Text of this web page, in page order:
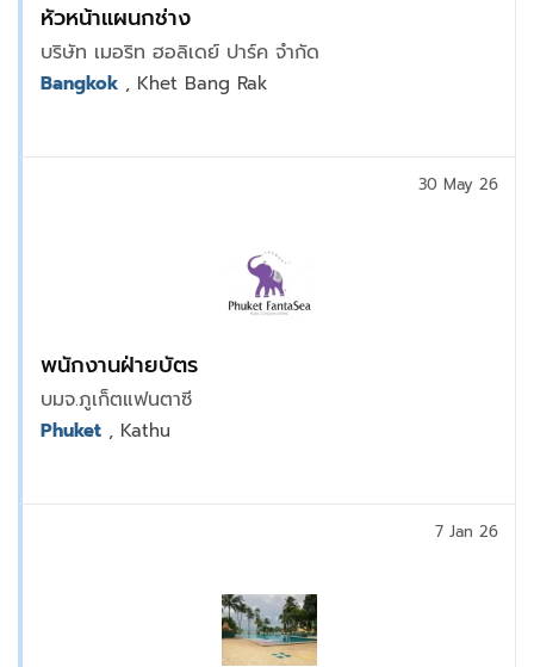
หัวหน้าแผนกช่าง
บริษัท เมอริท ฮอลิเดย์ ปาร์ค จำกัด
Bangkok , Khet Bang Rak
พนักงานฝ่ายบัตร
บมจ.ภูเก็ตแฟนตาซี
30 May 26
Phuket , Kathu
7 Jan 26